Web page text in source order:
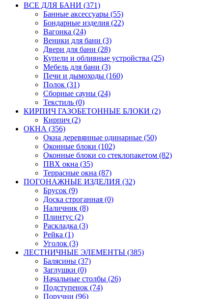
ВСЕ ДЛЯ БАНИ (371)
Банные аксессуары (55)
Бондарные изделия (22)
Вагонка (24)
Веники для бани (3)
Двери для бани (28)
Купели и обливные устройства (25)
Мебель для бани (3)
Печи и дымоходы (160)
Полок (31)
Сборные сауны (24)
Текстиль (0)
КИРПИЧ ГАЗОБЕТОННЫЕ БЛОКИ (2)
Кирпич (2)
ОКНА (356)
Окна деревянные одинарные (50)
Оконные блоки (102)
Оконные блоки со стеклопакетом (82)
ПВХ окна (35)
Террасные окна (87)
ПОГОНАЖНЫЕ ИЗДЕЛИЯ (32)
Брусок (9)
Доска строганная (0)
Наличник (8)
Плинтус (2)
Раскладка (3)
Рейка (1)
Уголок (3)
ЛЕСТНИЧНЫЕ ЭЛЕМЕНТЫ (385)
Балясины (37)
Заглушки (0)
Начальные столбы (26)
Подступенок (74)
Поручни (96)